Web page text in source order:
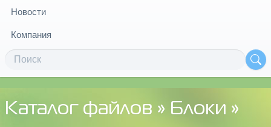
Новости
Компания
Каталог файлов » Блоки »